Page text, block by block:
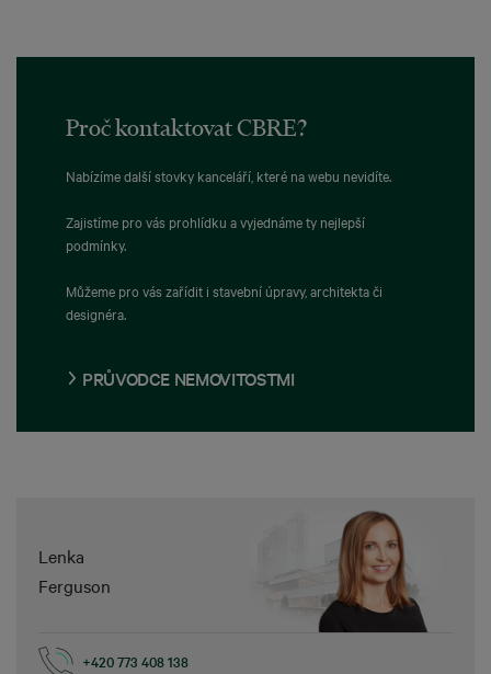
Proč kontaktovat CBRE?
Nabízíme další stovky kanceláří, které na webu nevidíte.
Zajistíme pro vás prohlídku a vyjednáme ty nejlepší
podmínky.
Můžeme pro vás zařídit i stavební úpravy, architekta či
designéra.
PRŮVODCE NEMOVITOSTMI
Lenka
Ferguson
+420 773 408 138